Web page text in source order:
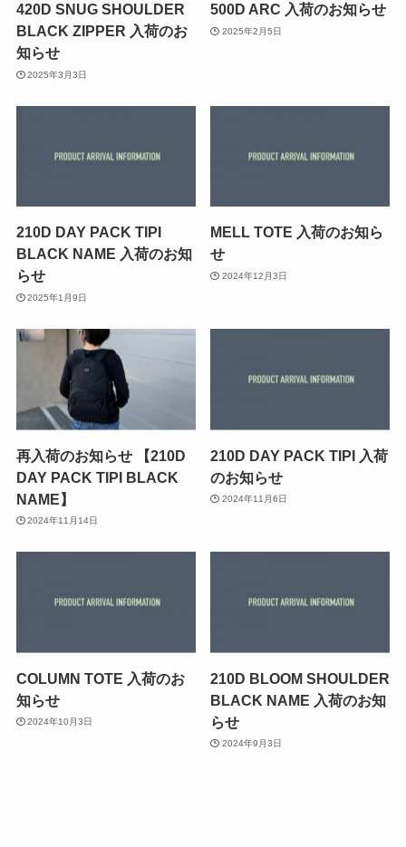
420D SNUG SHOULDER
BLACK ZIPPER 入荷のお
知らせ
2025年3月3日
500D ARC 入荷のお知らせ
2025年2月5日
210D DAY PACK TIPI
BLACK NAME 入荷のお知
らせ
2025年1月9日
MELL TOTE 入荷のお知ら
せ
2024年12月3日
再入荷のお知らせ 【210D
DAY PACK TIPI BLACK
NAME】
2024年11月14日
210D DAY PACK TIPI 入荷
のお知らせ
2024年11月6日
COLUMN TOTE 入荷のお
知らせ
2024年10月3日
210D BLOOM SHOULDER
BLACK NAME 入荷のお知
らせ
2024年9月3日